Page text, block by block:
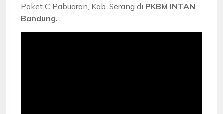
Paket C Pabuaran, Kab. Serang di PKBM INTAN
Bandung.